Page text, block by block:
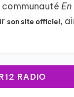
son site officiel ,
RADIO